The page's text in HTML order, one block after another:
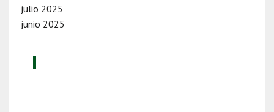
julio 2025
junio 2025